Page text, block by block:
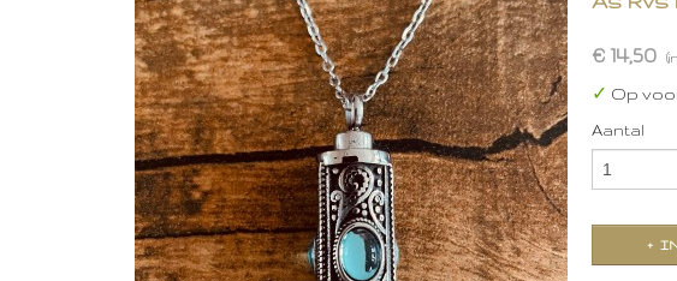
€ 14,50
✓ Op
Aantal